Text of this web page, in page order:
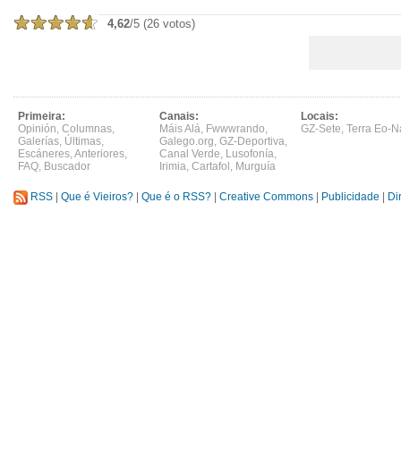
4,62/5 (26 votos)
Primeira:
Opinión, Columnas,
Galerías, Últimas,
Escáneres,Anteriores,
FAQ, Buscador
Canais:
Máis Alá, Fwwwrando,
Galego.org, GZ-Deportiva,
Canal Verde, Lusofonía,
Irimia, Cartafol , Murguía
Locais:
GZ-Sete, Terra Eo-
RSS Que é Vieiros? Que é o RSS? Creative Commons Publicidade